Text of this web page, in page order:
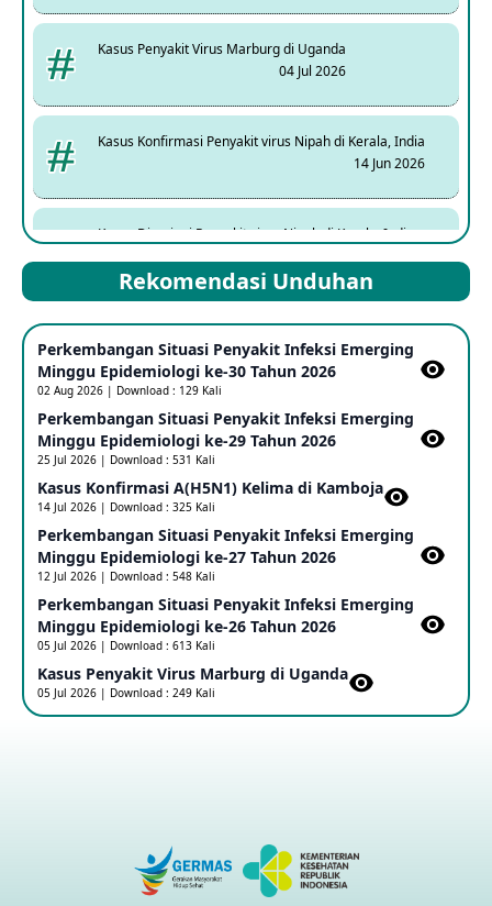
Kasus Penyakit Virus Marburg di Uganda
04 Jul 2026
Kasus Konfirmasi Penyakit virus Nipah di Kerala, India
14 Jun 2026
Kasus Dicurigai Penyakit virus Nipah di Kerala, India
Mpox Clade 1b di Taiwan
25 May 2026
Update Informasi PHEIC Penyakit Ebola
23 May 2026
Penetapan Outbreak Penyakit Ebola di RD Kongo dan
Uganda Sebagai PHEIC
17 May 2026
Outbreak Penyakti Ebola di RD Kongo
16 May 2026
Kasus Konfirmasi A(H5NN6) di Cina
Penyakit virus Hanta di Kapal Pesiar Keberangkatan
Rekomendasi Unduhan
Perkembangan Situasi Penyakit Infeksi Emerging
Minggu Epidemiologi ke-30 Tahun 2026
02 Aug 2026 | Download : 129 Kali
Perkembangan Situasi Penyakit Infeksi Emerging
Minggu Epidemiologi ke-29 Tahun 2026
25 Jul 2026 | Download : 531 Kali
Kasus Konfirmasi A(H5N1) Kelima di Kamboja​
14 Jul 2026 | Download : 325 Kali
Perkembangan Situasi Penyakit Infeksi Emerging
Minggu Epidemiologi ke-27 Tahun 2026
12 Jul 2026 | Download : 548 Kali
Perkembangan Situasi Penyakit Infeksi Emerging
Minggu Epidemiologi ke-26 Tahun 2026
05 Jul 2026 | Download : 613 Kali
Kasus Penyakit Virus Marburg di Uganda
05 Jul 2026 | Download : 249 Kali